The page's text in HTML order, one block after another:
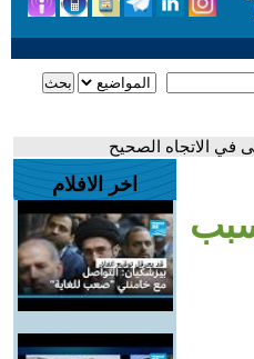
في الاتجاه الصحيح
اخر الافلام